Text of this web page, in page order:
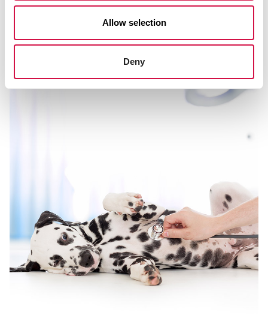
Allow selection
Deny
Für Sie ausgewählt